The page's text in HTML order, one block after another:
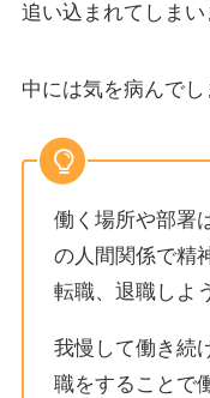
追い込まれてしまい
中には気を病んで
働く場所や部署
の人間関係で精
転職、退職しよ
我慢して働き続
職をすることで